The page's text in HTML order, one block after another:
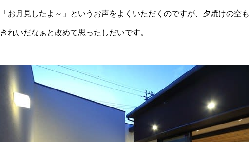
「お月見したよ～」というお声をよくいただくのですが、夕焼けの空も
きれいだなぁと改めて思ったしだいです。